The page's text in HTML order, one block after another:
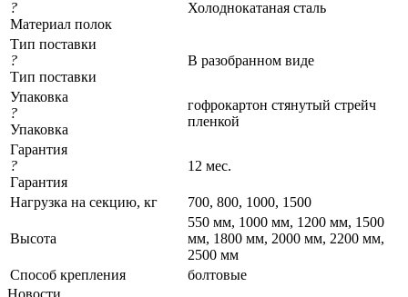
?
Материал полок
Холоднокатаная сталь
Тип поставки
?
Тип поставки
В разобранном виде
Упаковка
?
Упаковка
гофрокартон стянутый стрейч
пленкой
Гарантия
?
Гарантия
12 мес.
Нагрузка на секцию, кг 700, 800, 1000, 1500
Высота
550 мм, 1000 мм, 1200 мм, 1500
мм, 1800 мм, 2000 мм, 2200 мм,
2500 мм
Cпособ крепления
болтовые
Новости